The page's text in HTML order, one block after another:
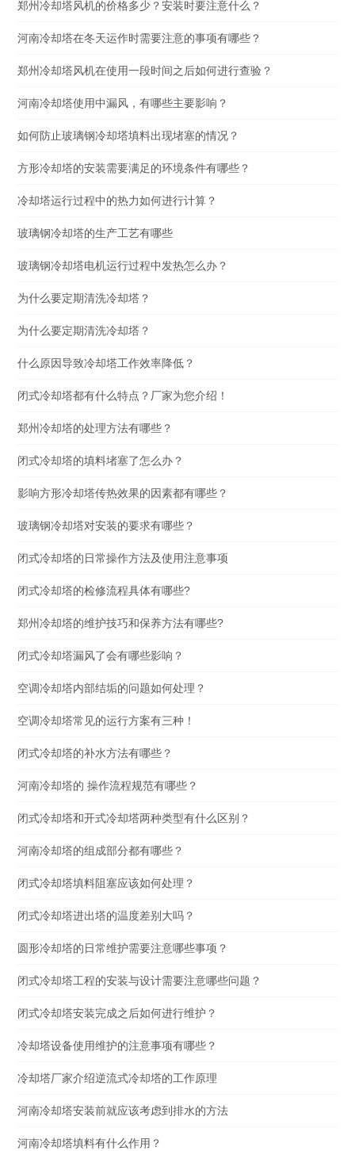
郑州冷却塔风机的价格多少？安装时要注意什么？
河南冷却塔在冬天运作时需要注意的事项有哪些？
郑州冷却塔风机在使用一段时间之后如何进行查验？
河南冷却塔使用中漏风，有哪些主要影响？
如何防止玻璃钢冷却塔填料出现堵塞的情况？
方形冷却塔的安装需要满足的环境条件有哪些？
冷却塔运行过程中的热力如何进行计算？
玻璃钢冷却塔的生产工艺有哪些
玻璃钢冷却塔电机运行过程中发热怎么办？
为什么要定期清洗冷却塔？
为什么要定期清洗冷却塔？
什么原因导致冷却塔工作效率降低？
闭式冷却塔都有什么特点？厂家为您介绍！
郑州冷却塔的处理方法有哪些？
闭式冷却塔的填料堵塞了怎么办？
影响方形冷却塔传热效果的因素都有哪些？
玻璃钢冷却塔对安装的要求有哪些？
闭式冷却塔的日常操作方法及使用注意事项
闭式冷却塔的检修流程具体有哪些?
郑州冷却塔的维护技巧和保养方法有哪些?
闭式冷却塔漏风了会有哪些影响？
空调冷却塔内部结垢的问题如何处理？
空调冷却塔常见的运行方案有三种！
闭式冷却塔的补水方法有哪些？
河南冷却塔的 操作流程规范有哪些？
闭式冷却塔和开式冷却塔两种类型有什么区别？
河南冷却塔的组成部分都有哪些？
闭式冷却塔填料阻塞应该如何处理？
闭式冷却塔进出塔的温度差别大吗？
圆形冷却塔的日常维护需要注意哪些事项？
闭式冷却塔工程的安装与设计需要注意哪些问题？
闭式冷却塔安装完成之后如何进行维护？
冷却塔设备使用维护的注意事项有哪些？
冷却塔厂家介绍逆流式冷却塔的工作原理
河南冷却塔安装前就应该考虑到排水的方法
河南冷却塔填料有什么作用？